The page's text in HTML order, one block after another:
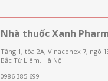
Nhà thuốc Xanh
Tầng 1, tòa 2A, Vinaconex 7, ngõ
Bắc Từ Liêm, Hà Nội
0986 385 699